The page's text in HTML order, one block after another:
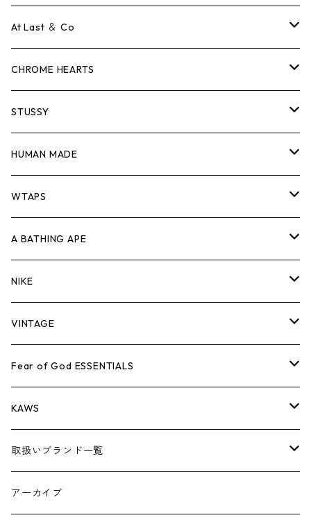
ロンTEE
スウェット/ニット
シャツ
ジャケット
パンツ
キャップ・ハット
バッグ
シューズ
小物
コラボレーション
×THE NORTH FACE
×COMME des GARCONS
シーズンアイテム
26SS
BOX LOGOアイテム
Tシャツ
ロンTEE
スウェット/ニット
シャツ
ジャケット
パンツ
キャップ・ハット
バッグ
シューズ
小物
At Last ＆ Co
Tシャツ
ロンTEE
スウェット/ニット
シャツ
ジャケット
パンツ
キャップ・ハット
バッグ
シューズ
小物
CHROME HEARTS
Tシャツ
ロンTEE
スウェット/ニット
シャツ
ジャケット
パンツ
キャップ・ハット
バッグ
シューズ
小物
STUSSY
Tシャツ
ロンTEE
スウェット/ニット
シャツ
ジャケット
パンツ
キャップ・ハット
バッグ
シューズ
HUMAN MADE
Tシャツ
ロンT
スウェット/ニット
シャツ
ジャケット
パンツ
キャップ
バッグ
WTAPS
Tシャツ
ロンTEE
スウェット/ニット
シャツ
ジャケット
パンツ
キャップ・ハット
A BATHING APE
Tシャツ
ロンTEE
スウェット/ニット
シャツ
ジャケット
パンツ
NIKE
シューズ
AIR JORDAN 1
AIR JORDAN 3
アパレル・小物
VINTAGE
Tシャツ
ロンTEE
スウェット/ニット
ジャケット
Fear of God ESSENTIALS
Tシャツ
ロンTEE
スウェット/ニット
KAWS
アパレル
小物
取扱いブランド一覧
A
アーカイブ